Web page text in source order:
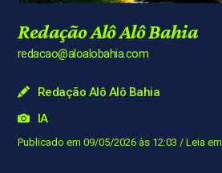
Redação Alô Alô Bahia
redacao@aloalobahia.com
Redação Alô Alô Bahia
IA
Publicado em 09/05/2026 às 12:03 / Leia em